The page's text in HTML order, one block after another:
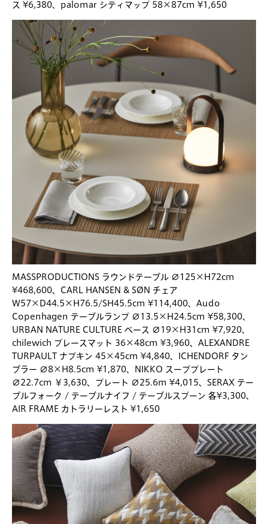
ス ¥6,380、palomar シティマップ 58×87cm ¥1,650
MASSPRODUCTIONS ラウンドテーブル ∅125×H72cm
¥468,600、CARL HANSEN & SØN チェア
W57×D44.5×H76.5/SH45.5cm ¥114,400、Audo
Copenhagen テーブルランプ ∅13.5×H24.5cm ¥58,300、
URBAN NATURE CULTURE ベース ∅19×H31cm ¥7,920、
chilewich プレースマット 36×48cm ¥3,960、ALEXANDRE
TURPAULT ナプキン 45×45cm ¥4,840、ICHENDORF タン
ブラー ∅8×H8.5cm ¥1,870、NIKKO スーププレート
∅22.7cm ￥3,630、プレート ∅25.6m ¥4,015、SERAX テー
ブルフォーク / テーブルナイフ / テーブルスプーン 各¥3,300、
AIR FRAME カトラリーレスト ¥1,650